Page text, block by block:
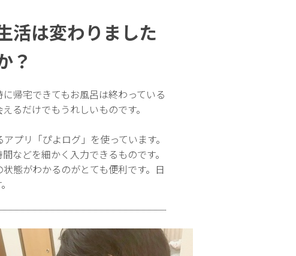
活は変わりました
？
帰宅できてもお風呂は終わっている
るだけでもうれしいものです。
プリ「ぴよログ」を使っています。
などを細かく入力できるものです。
態がわかるのがとても便利です。日